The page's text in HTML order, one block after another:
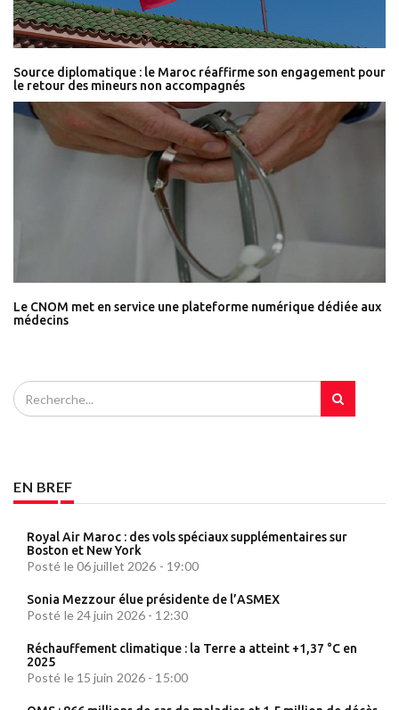
Source diplomatique : le Maroc réaffirme son engagement pour
le retour des mineurs non accompagnés
Le CNOM met en service une plateforme numérique dédiée aux
médecins
EN BREF
Royal Air Maroc : des vols spéciaux supplémentaires sur
Boston et New York
Posté le 06 juillet 2026 - 19:00
Sonia Mezzour élue présidente de l’ASMEX
Posté le 24 juin 2026 - 12:30
Réchauffement climatique : la Terre a atteint +1,37 °C en
2025
Posté le 15 juin 2026 - 15:00